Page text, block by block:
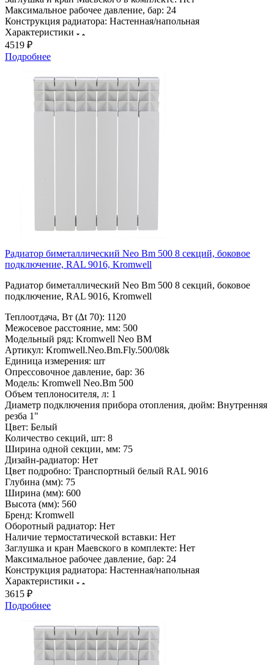
Максимальное рабочее давление, бар: 24
Конструкция радиатора: Настенная/напольная
Характеристики
4519 ₽
Подробнее
Радиатор биметаллический Neo Bm 500 8 секций, боковое
подключение, RAL 9016, Kromwell
Радиатор биметаллический Neo Bm 500 8 секций, боковое
подключение, RAL 9016, Kromwell
Теплоотдача, Вт (∆t 70): 1120
Межосевое расстояние, мм: 500
Модельный ряд: Kromwell Neo BM
Артикул: Kromwell.Neo.Bm.Fly.500/08k
Единица измерения: шт
Опрессовочное давление, бар: 36
Модель: Kromwell Neo.Bm 500
Объем теплоносителя, л: 1
Диаметр подключения прибора отопления, дюйм: Внутренняя
резба 1"
Цвет: Белый
Количество секций, шт: 8
Ширина одной секции, мм: 75
Дизайн-радиатор: Нет
Цвет подробно: Транспортный белый RAL 9016
Глубина (мм): 75
Ширина (мм): 600
Высота (мм): 560
Бренд: Kromwell
Оборотный радиатор: Нет
Наличие термостатической вставки: Нет
Заглушка и кран Маевского в комплекте: Нет
Максимальное рабочее давление, бар: 24
Конструкция радиатора: Настенная/напольная
Характеристики
3615 ₽
Подробнее